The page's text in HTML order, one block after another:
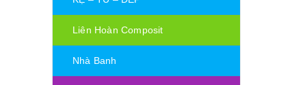
Liên Hoàn Composit
Nhà Banh